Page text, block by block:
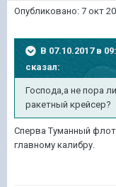
Опубликовано: 7 окт
В 07.10.2017 в
сказал:
Господа,а не пора
ракетный крейсер?
Сперва Туманный
главному калибру.